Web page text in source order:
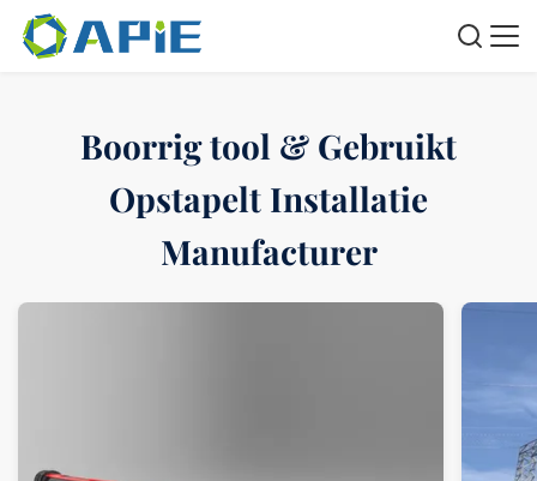
Boorrig tool & Gebruikt
Opstapelt Installatie
Manufacturer